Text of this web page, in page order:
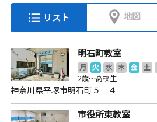
リスト 地図
明石町教室
月 火 水 木 金 土
2歳～高校生
神奈川県平塚市明石町５－４
市役所東教室